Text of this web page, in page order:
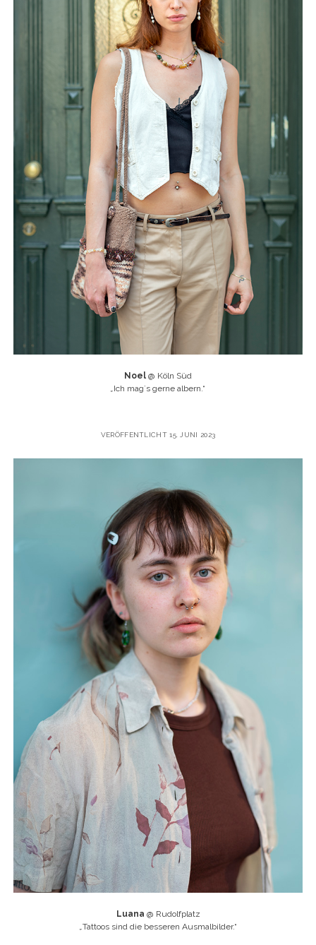
Noel @ Köln Süd
Ich mag`s gerne albern.“
VERÖFFENTLICHT 15. JUNI 2023
Luana @ Rudolfplatz
Tattoos sind die besseren Ausmalbilder.“